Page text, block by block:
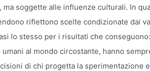
, ma soggette alle influenze culturali. In
riflettono scelte condizionate dai
lo stesso per i risultati che
al mondo circostante, hanno
di chi progetta la sperimentazione